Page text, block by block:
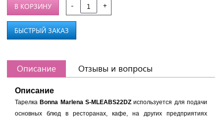
- +
В КОРЗИНУ
БЫСТРЫЙ ЗАКАЗ
Описание Отзывы и вопросы
Описание
Тарелка Bonna Marlena S-MLEABS22DZ используется для подачи
основных блюд в ресторанах, кафе, на других предприятиях